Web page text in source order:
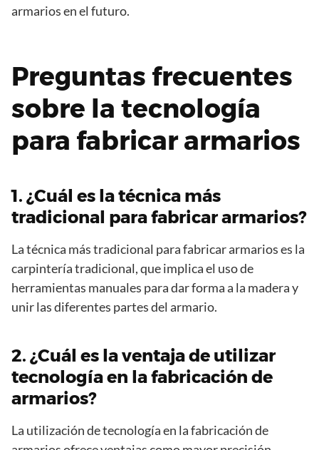
armarios en el futuro.
Preguntas frecuentes
sobre la tecnología
para fabricar armarios
1. ¿Cuál es la técnica más
tradicional para fabricar armarios?
La técnica más tradicional para fabricar armarios es la
carpintería tradicional, que implica el uso de
herramientas manuales para dar forma a la madera y
unir las diferentes partes del armario.
2. ¿Cuál es la ventaja de utilizar
tecnología en la fabricación de
armarios?
La utilización de tecnología en la fabricación de